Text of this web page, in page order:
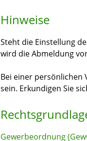
Hinweise
Steht die Einstellung
wird die Abmeldung
Bei einer
sein. Erkundigen Sie
Gewerbeordnung